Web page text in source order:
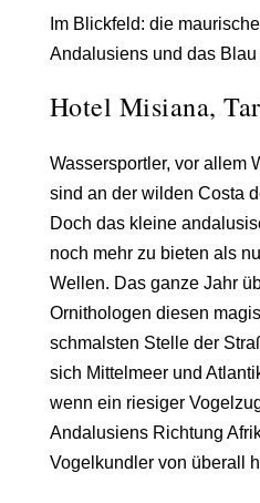
Im Blickfeld: die
Andalusiens und das
Hotel Misiana,
Wassersportler, vor allem
sind an der wilden Costa
Doch das kleine
noch mehr zu bieten als
Wellen. Das ganze Jahr
Ornithologen diesen
schmalsten Stelle der
sich Mittelmeer und
wenn ein riesiger
Andalusiens Richtung
Vogelkundler von überall